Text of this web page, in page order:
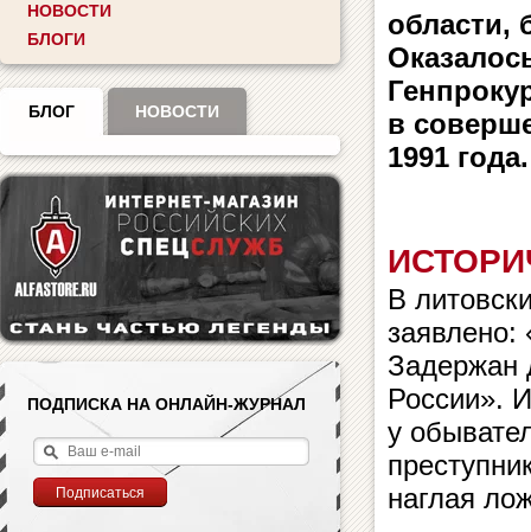
НОВОСТИ
БЛОГИ
БЛОГ НОВОСТИ
ПОДПИСКА НА ОНЛАЙН-ЖУРНАЛ
области,
в
1991 года.
В
заявлено:
Задержан
России».
у
наглая